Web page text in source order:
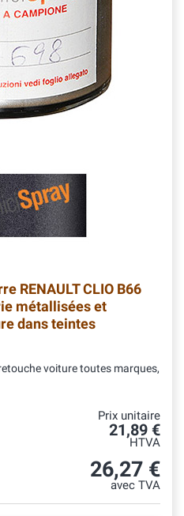
RENAULT CLIO B66
métallisées et
dans teintes
voiture toutes marques,
Prix unitaire
21,89 €
HTVA
26,27 €
avec TVA